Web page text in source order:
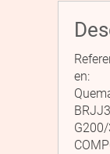
en: